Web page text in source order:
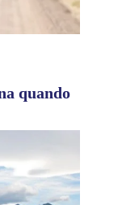
quando